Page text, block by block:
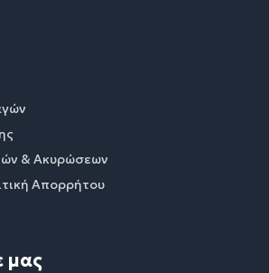
& Ακυρώσεων
Απορρήτου
μας